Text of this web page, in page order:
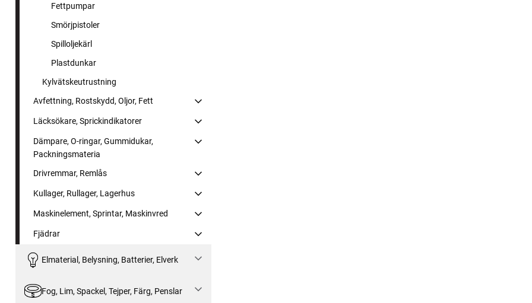
Fettpumpar
Smörjpistoler
Spilloljekärl
Plastdunkar
Kylvätskeutrustning
Avfettning, Rostskydd, Oljor, Fett
Läcksökare, Sprickindikatorer
Dämpare, O-ringar, Gummidukar,
Packningsmateria
Drivremmar, Remlås
Kullager, Rullager, Lagerhus
Maskinelement, Sprintar, Maskinvred
Fjädrar
Elmaterial, Belysning, Batterier, Elverk
Fog, Lim, Spackel, Tejper, Färg, Penslar